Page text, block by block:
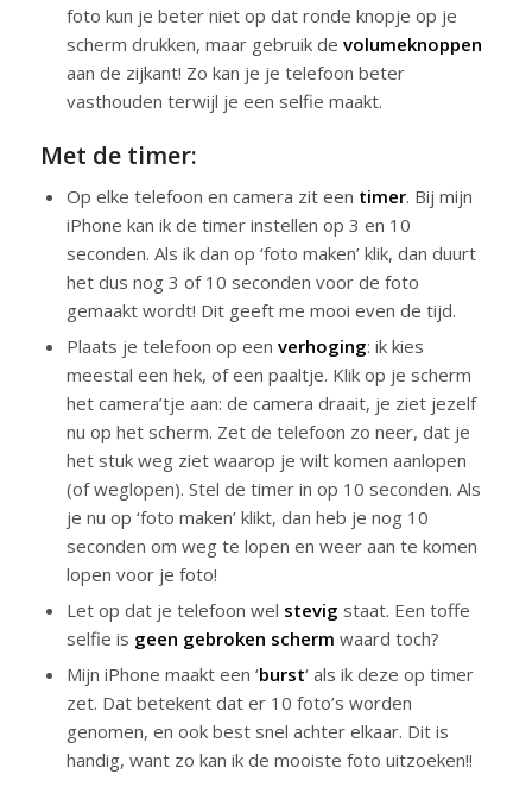
foto kun je beter niet op dat ronde knopje op je
scherm drukken, maar gebruik de volumeknoppen
aan de zijkant! Zo kan je je telefoon beter
vasthouden terwijl je een selfie maakt.
Met de timer:
Op elke telefoon en camera zit een timer. Bij mijn
iPhone kan ik de timer instellen op 3 en 10
seconden. Als ik dan op ‘foto maken’ klik, dan duurt
het dus nog 3 of 10 seconden voor de foto
gemaakt wordt! Dit geeft me mooi even de tijd.
Plaats je telefoon op een verhoging: ik kies
meestal een hek, of een paaltje. Klik op je scherm
het camera’tje aan: de camera draait, je ziet jezelf
nu op het scherm. Zet de telefoon zo neer, dat je
het stuk weg ziet waarop je wilt komen aanlopen
(of weglopen). Stel de timer in op 10 seconden. Als
je nu op ‘foto maken’ klikt, dan heb je nog 10
seconden om weg te lopen en weer aan te komen
lopen voor je foto!
Let op dat je telefoon wel stevig staat. Een toffe
selfie is geen gebroken scherm waard toch?
Mijn iPhone maakt een ‘burst‘ als ik deze op timer
zet. Dat betekent dat er 10 foto’s worden
genomen, en ook best snel achter elkaar. Dit is
handig, want zo kan ik de mooiste foto uitzoeken!!